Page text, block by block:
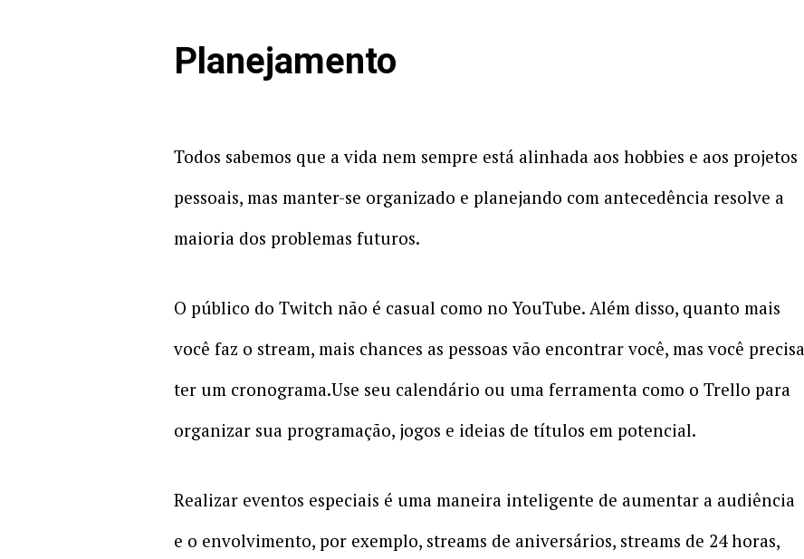
Planejamento
Todos sabemos que a vida nem sempre está alinhada aos hobbies e aos projetos
pessoais, mas manter-se organizado e planejando com antecedência resolve a
maioria dos problemas futuros.
O público do Twitch não é casual como no YouTube. Além disso, quanto mais
você faz o stream, mais chances as pessoas vão encontrar você, mas você precisa
ter um cronograma.Use seu calendário ou uma ferramenta como o Trello para
organizar sua programação, jogos e ideias de títulos em potencial.
Realizar eventos especiais é uma maneira inteligente de aumentar a audiência
e o envolvimento, por exemplo, streams de aniversários, streams de 24 horas,